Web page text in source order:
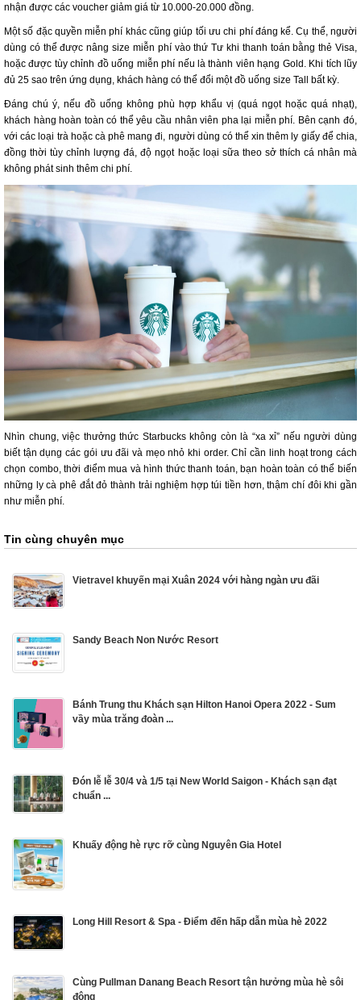
nhận được các voucher giảm giá từ 10.000-20.000 đồng.
Một số đặc quyền miễn phí khác cũng giúp tối ưu chi phí đáng kể. Cụ thể, người
dùng có thể được nâng size miễn phí vào thứ Tư khi thanh toán bằng thẻ Visa,
hoặc được tùy chỉnh đồ uống miễn phí nếu là thành viên hạng Gold. Khi tích lũy
đủ 25 sao trên ứng dụng, khách hàng có thể đổi một đồ uống size Tall bất kỳ.
Đáng chú ý, nếu đồ uống không phù hợp khẩu vị (quá ngọt hoặc quá nhạt),
khách hàng hoàn toàn có thể yêu cầu nhân viên pha lại miễn phí. Bên cạnh đó,
với các loại trà hoặc cà phê mang đi, người dùng có thể xin thêm ly giấy để chia,
đồng thời tùy chỉnh lượng đá, độ ngọt hoặc loại sữa theo sở thích cá nhân mà
không phát sinh thêm chi phí.
Nhìn chung, việc thưởng thức Starbucks không còn là “xa xỉ” nếu người dùng
biết tận dụng các gói ưu đãi và mẹo nhỏ khi order. Chỉ cần linh hoạt trong cách
chọn combo, thời điểm mua và hình thức thanh toán, bạn hoàn toàn có thể biến
những ly cà phê đắt đỏ thành trải nghiệm hợp túi tiền hơn, thậm chí đôi khi gần
như miễn phí.
Tin cùng chuyên mục
Vietravel khuyến mại Xuân 2024 với hàng ngàn ưu đãi
Sandy Beach Non Nước Resort
Bánh Trung thu Khách sạn Hilton Hanoi Opera 2022 - Sum
vầy mùa trăng đoàn ...
Đón lễ lễ 30/4 và 1/5 tại New World Saigon - Khách sạn đạt
chuẩn ...
Khuấy động hè rực rỡ cùng Nguyên Gia Hotel
Long Hill Resort & Spa - Điểm đến hấp dẫn mùa hè 2022
Cùng Pullman Danang Beach Resort tận hưởng mùa hè sôi
động